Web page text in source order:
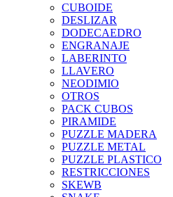
CUBOIDE
DESLIZAR
DODECAEDRO
ENGRANAJE
LABERINTO
LLAVERO
NEODIMIO
OTROS
PACK CUBOS
PIRAMIDE
PUZZLE MADERA
PUZZLE METAL
PUZZLE PLASTICO
RESTRICCIONES
SKEWB